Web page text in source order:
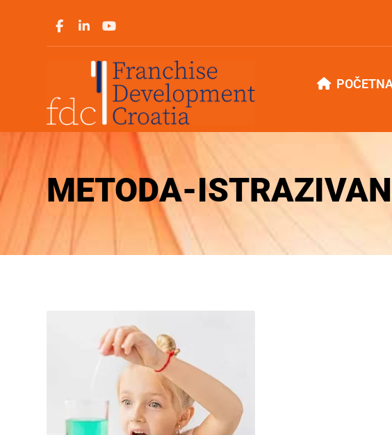
METODA-